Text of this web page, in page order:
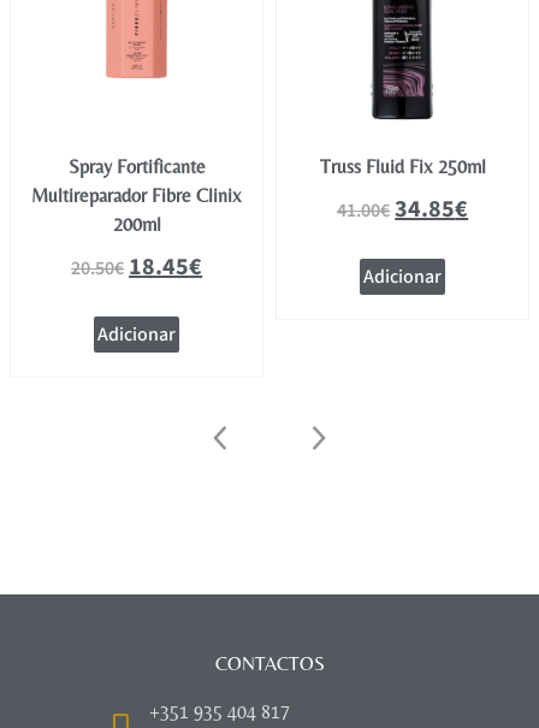
Spray Fortificante
Multireparador Fibre Clinix
200ml
20.50€18.45€
Adicionar
Truss Fluid Fix 250ml
41.00€34.85€
Adicionar
CONTACTOS
+351 935 404 817